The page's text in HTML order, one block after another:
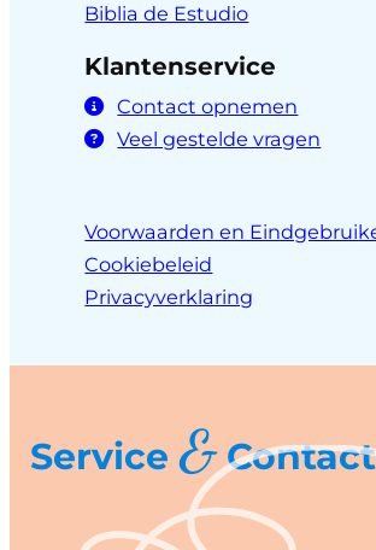
Biblia de Estudio
Klantenservice
Contact opnemen
Veel gestelde vragen
Voorwaarden en
Cookiebeleid
Privacyverklaring
Service&Contact